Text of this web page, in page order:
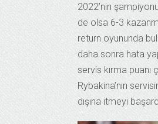
2022’nin
de olsa 6-3
return oyununda
daha sonra hata
servis kırma puanı
Rybakina’nın
dışına itmeyi